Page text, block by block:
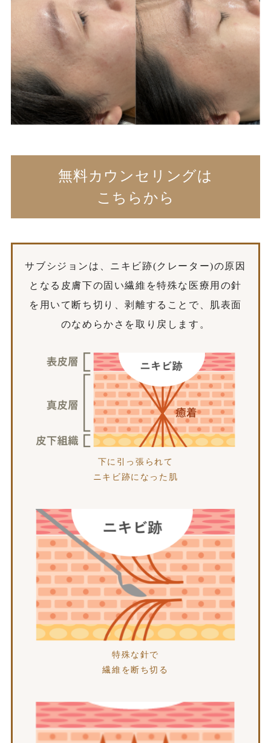
無料カウンセリングは
こちらから
サブシジョンは、ニキビ跡(クレーター)の原因
となる 皮膚下の固い繊維を特殊な医療用の針
を用いて断ち切り、剥離することで、
肌表面
のなめらかさを取り戻します。
下に引っ張られて
ニキビ跡になった肌
特殊な針で
繊維を断ち切る